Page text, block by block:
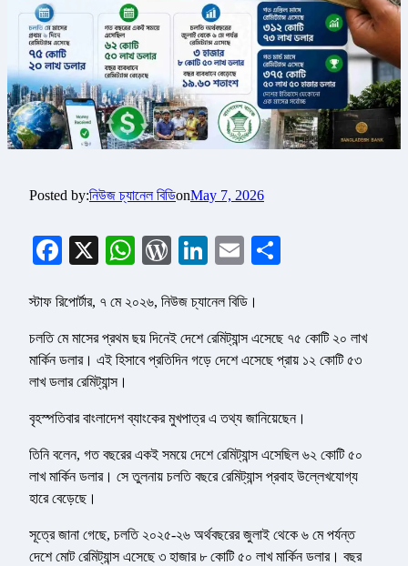
Posted by:নিউজ চ্যানেল বিডিonMay 7, 2026
Facebook
X WhatsApp
WordPress
LinkedIn
Email
স্টাফ রিপোর্টার, ৭ মে ২০২৬, নিউজ চ্যানেল বিডি।
চলতি মে মাসের প্রথম ছয় দিনেই দেশে রেমিট্যান্স এসেছে ৭৫ কোটি ২০ লাখ
মার্কিন ডলার। এই হিসাবে প্রতিদিন গড়ে দেশে এসেছে প্রায় ১২ কোটি ৫৩
লাখ ডলার রেমিট্যান্স।
বৃহস্পতিবার বাংলাদেশ ব্যাংকের মুখপাত্র এ তথ্য জানিয়েছেন।
তিনি বলেন, গত বছরের একই সময়ে দেশে রেমিট্যান্স এসেছিল ৬২ কোটি ৫০
লাখ মার্কিন ডলার। সে তুলনায় চলতি বছরে রেমিট্যান্স প্রবাহ উল্লেখযোগ্য
হারে বেড়েছে।
সূত্রে জানা গেছে, চলতি ২০২৫-২৬ অর্থবছরের জুলাই থেকে ৬ মে পর্যন্ত
দেশে মোট রেমিট্যান্স এসেছে ৩ হাজার ৮ কোটি ৫০ লাখ মার্কিন ডলার। বছর